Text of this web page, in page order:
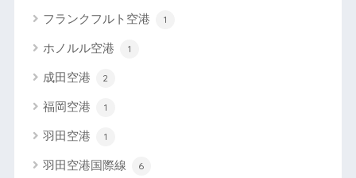
フランクフルト空港 1
ホノルル空港 1
成田空港 2
福岡空港 1
羽田空港 1
羽田空港国際線 6